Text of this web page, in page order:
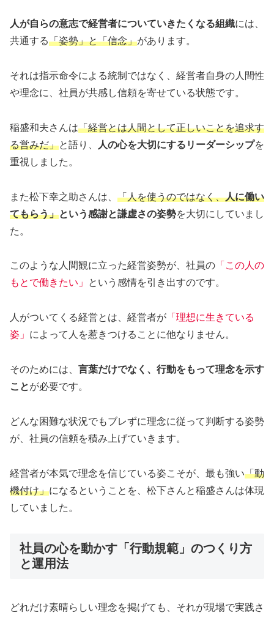
人が自らの意志で経営者についていきたくなる組織には、
共通する「姿勢」と「信念」があります。
それは指示命令による統制ではなく、経営者自身の人間性
や理念に、社員が共感し信頼を寄せている状態です。
稲盛和夫さんは「経営とは人間として正しいことを追求す
る営みだ」と語り、 人の心を大切にするリーダーシップを
重視しました。
また松下幸之助さんは、 「人を使うのではなく、人に働い
てもらう」という感謝と謙虚さの姿勢を大切にしていまし
た。
このような人間観に立った経営姿勢が、社員の 「この人の
もとで働きたい」
という感情を引き出すのです。
人がついてくる経営とは、経営者が 「理想に生きている
姿」 によって人を惹きつけることに他なりません。
そのためには、 言葉だけでなく、行動をもって理念を示す
ことが必要です。
どんな困難な状況でもブレずに理念に従って判断する姿勢
が、社員の信頼を積み上げていきます。
経営者が本気で理念を信じている姿こそが、最も強い「動
機付け」になるということを、松下さんと稲盛さんは体現
していました。
社員の心を動かす「行動規範」のつくり方
と運用法
どれだけ素晴らしい理念を掲げても、それが現場で実践さ